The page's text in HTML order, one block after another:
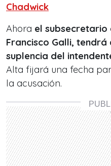
Chadwick
Ahora el subsecretario
Francisco Galli,
suplencia del
Alta fijará una fecha
la acusación.